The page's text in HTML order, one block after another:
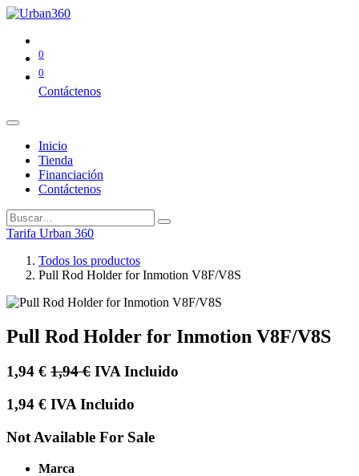
0
0
Contáctenos
Inicio
Tienda
Financiación
Contáctenos
Tarifa Urban 360
Todos los productos
Pull Rod Holder for Inmotion V8F/V8S
Pull Rod Holder for Inmotion V8F/V8S
1,94 € 1,94€ IVA Incluido
1,94 € IVA Incluido
Not Available For Sale
Marca